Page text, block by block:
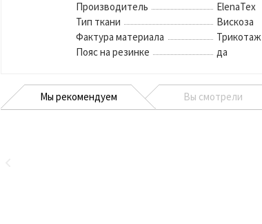
Производитель
ElenaTex
Тип ткани
Вискоза
Фактура материала
Трикотаж
Пояс на резинке
да
Мы рекомендуем Вы смотрели